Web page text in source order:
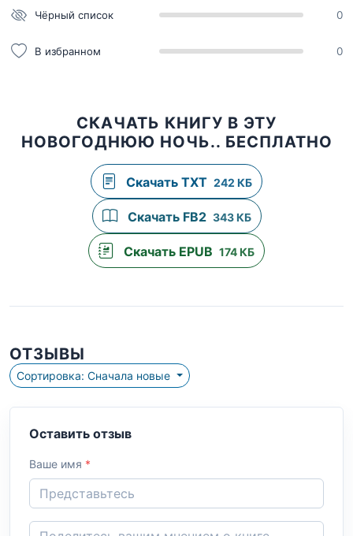
Чёрный список 0
В избранном 0
СКАЧАТЬ КНИГУ В ЭТУ
НОВОГОДНЮЮ НОЧЬ.. БЕСПЛАТНО
Скачать TXT 242 КБ
Скачать FB2 343 КБ
Скачать EPUB 174 КБ
ОТЗЫВЫ
Сортировка: Сначала новые
Оставить отзыв
Ваше имя *